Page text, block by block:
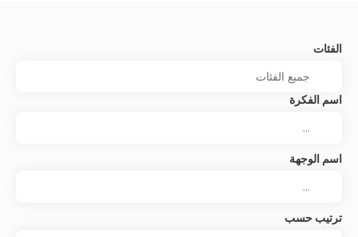
الفئات
اسم الفكرة
اسم الوجهة
ترتيب حسب